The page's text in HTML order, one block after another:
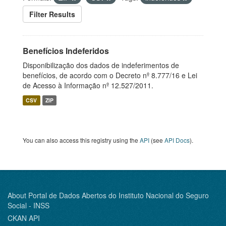
Filter Results
Benefícios Indeferidos
Disponibilização dos dados de indeferimentos de
benefícios, de acordo com o Decreto nº 8.777/16 e Lei
de Acesso à Informação nº 12.527/2011.
CSV ZIP
You can also access this registry using the API (see API Docs).
About Portal de Dados Abertos do Instituto Nacional do Seguro
Social - INSS
CKAN API